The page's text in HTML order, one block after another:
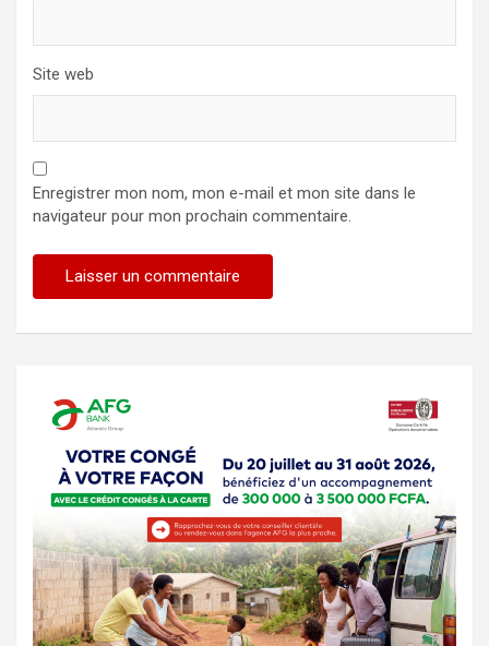
Site web
Enregistrer mon nom, mon e-mail et mon site dans le
navigateur pour mon prochain commentaire.